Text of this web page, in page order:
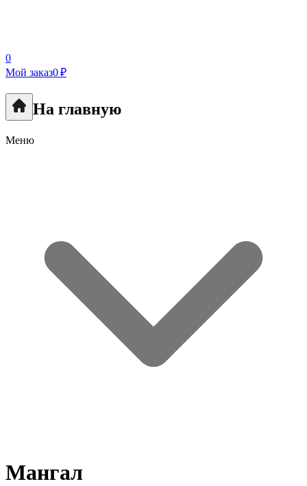
0
Мой заказ0 ₽
На главную
Меню
Мангал